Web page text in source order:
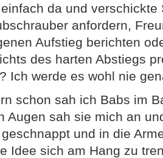
da und verschickte
anfordern,
Aufstieg berichten
des harten Abstiegs
Ich werde es wohl nie
schon sah ich Babs im
Augen sah sie mich an
und in die
Idee sich am Hang zu